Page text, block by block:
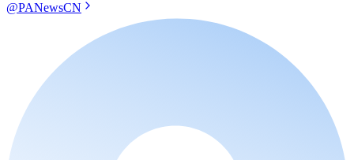
@PANewsCN